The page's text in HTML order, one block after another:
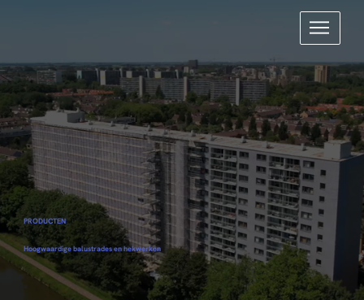
PRODUCTEN
Hoogwaardige balustrades en hekwerken